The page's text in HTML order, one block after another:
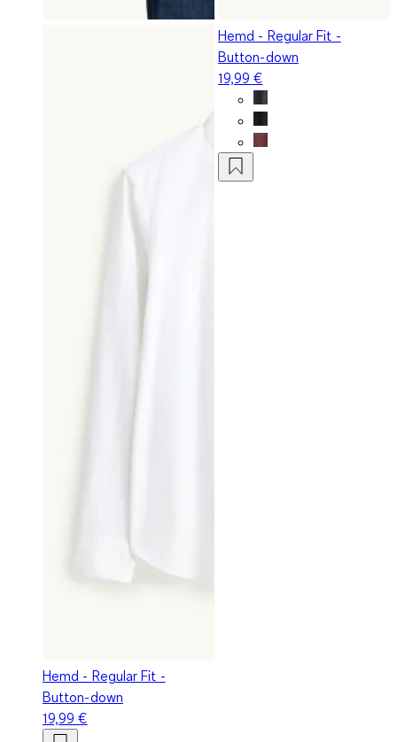
Hemd - Regular Fit -
Button-down
19,99 €
Hemd - Regular Fit -
Button-down
19,99 €